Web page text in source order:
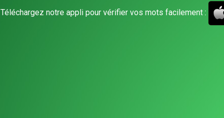
Téléchargez notre appli pour vérifier vos mots facilement :